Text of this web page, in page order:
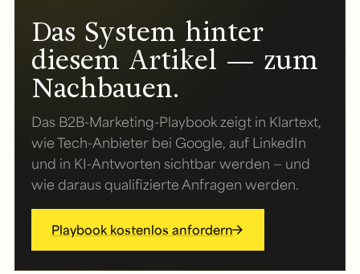
Das System hinter
diesem Artikel — zum
Nachbauen.
Das B2B-Marketing-Playbook zeigt in Klartext,
wie Tech-Anbieter bei Google, auf LinkedIn
und in KI-Antworten sichtbar werden — und
wie daraus qualifizierte Anfragen werden.
Playbook kostenlos anfordern